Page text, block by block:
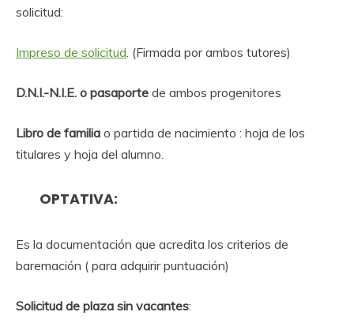
solicitud:
Impreso de solicitud . (Firmada por ambos tutores)
D.N.I.-N.I.E. o pasaporte de ambos progenitores
Libro de familia o partida de nacimiento : hoja de los
titulares y hoja del alumno.
OPTATIVA:
Es la documentación que acredita los criterios de
baremación ( para adquirir puntuación)
Solicitud de plaza sin vacantes: